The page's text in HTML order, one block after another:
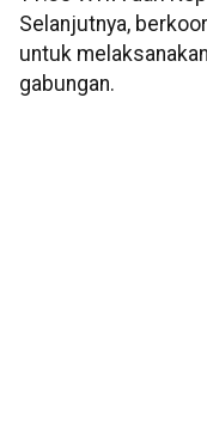
Selanjutnya,
untuk
gabungan.